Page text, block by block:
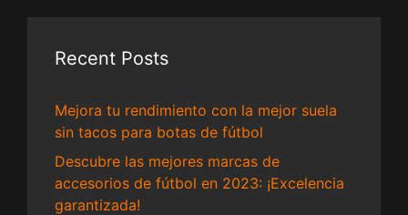
Recent Posts
Mejora tu rendimiento con la mejor suela
sin tacos para botas de fútbol
Descubre las mejores marcas de
accesorios de fútbol en 2023: ¡Excelencia
garantizada!